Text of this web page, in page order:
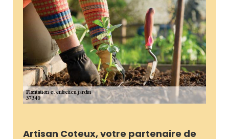
Artisan Coteux, votre partenaire de